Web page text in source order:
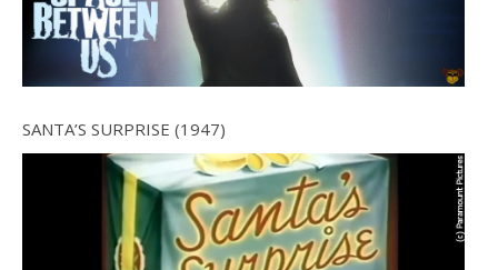
SANTA’S SURPRISE (1947)